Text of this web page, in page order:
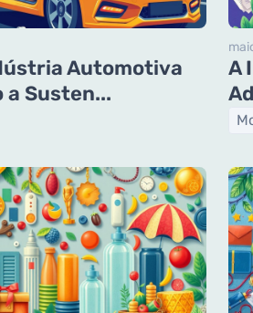
Automotiva
a Susten...
A